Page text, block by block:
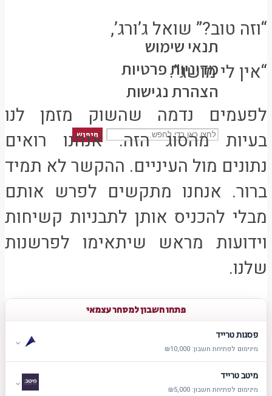
מידע משפטי
תנאי שימוש
מדיניות פרטיות
הצהרת נגישות
חיפוש
“וזה טוב?” שואל ג’ורג’,
“אין לי מושג”.
לפעמים נדמה שהשוק מזמן לנו
בעיות מהסוג הזה. אנחנו רואים
נתונים מול העיניים. ההקשר לא תמיד
ברור. אנחנו מתקשים לפרש אותם
מבלי להכניס אותן לתבניות קשיחות
וידועות מראש שיתאימו לפרשנות
שלנו.
פתחו חשבון למסחר עצמאי
פסגות טרייד
מינימום לפתיחת חשבון: ₪10,000
⌄
מיטב טרייד
מינימום לפתיחת חשבון: ₪5,000
⌄